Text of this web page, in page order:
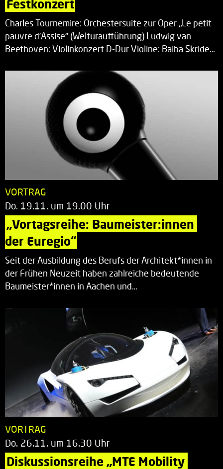
Festkonzert
Charles Tournemire: Orchestersuite zur Oper „Le petit
pauvre d’Assise“ (Welturaufführung) Ludwig van
Beethoven: Violinkonzert D-Dur Violine: Baiba Skride…
VORTRAG
Do. 19.11. um 19.00 Uhr
„Vortagsreihe: Baumeister:innen
der Euregio“
Seit der Ausbildung des Berufs der Architekt*innen in
der Frühen Neuzeit haben zahlreiche bedeutende
Baumeister*innen in Aachen und…
VORTRAG
Do. 26.11. um 16.30 Uhr
Diskussionsreihe „MTE Mobility